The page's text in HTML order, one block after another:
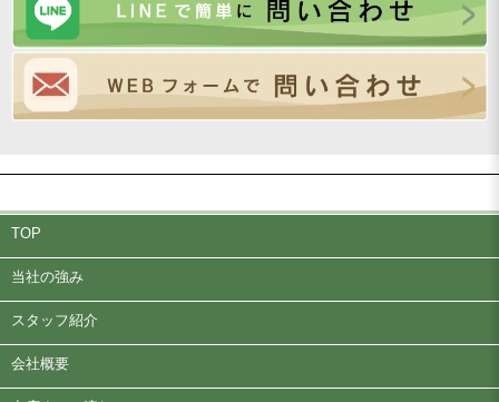
TOP
当社の強み
スタッフ紹介
会社概要